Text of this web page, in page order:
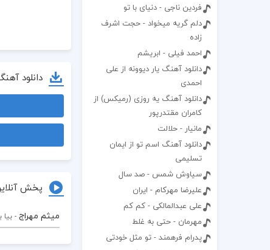
فردین ناجی - دنیای با تو
دلم گریه میخواد - حجت اشرف
زاده
احمد فیلی - ابریشم
دانلود آهنگ یار دیوونه از علی
احمدی
دانلود آهنگ یه روزی (رمیکس) از
کامران مقتدرپور
مانیار - حلالت
دانلود آهنگ اسم تو از ایمان
تسلیمی
سیاوش شمس - صد سال
علیرضا مهرکام - ایران
علی عبدالمالکی - کم کم
مهرمان - حتی به غلط
پدرام فرهمند - تو مثل خودتی
دانلود
پخش
میثم مهراج - بیا